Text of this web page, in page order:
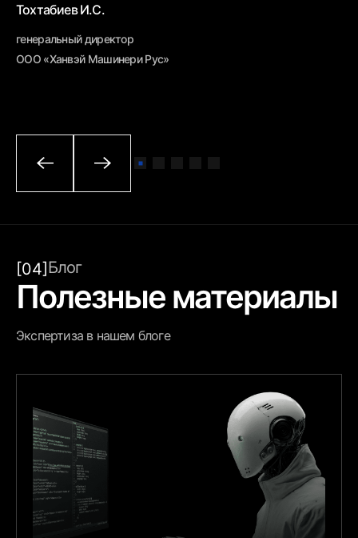
Тохтабиев И.С.
генеральный директор
ООО «Ханвэй Машинери Рус»
[04]Блог
Полезные материалы
Экспертиза в нашем блоге